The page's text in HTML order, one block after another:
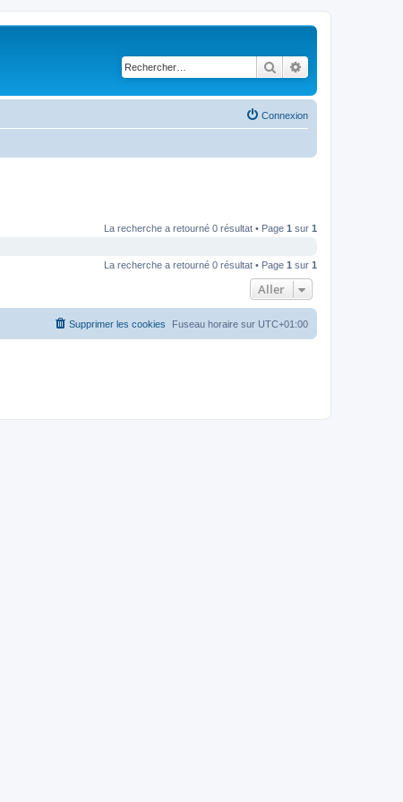
Rechercher
Connexion
La recherche a retourné 0 résultat • Page 1 sur 1
La recherche a retourné 0 résultat • Page 1 sur 1
Aller
Fuseau horaire sur UTC+01:00
Supprimer les cookies